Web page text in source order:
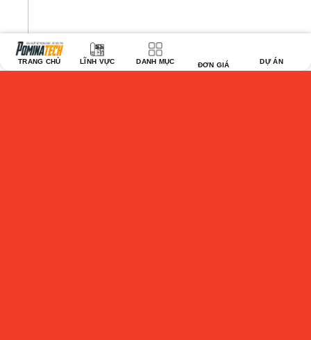
TRANG CHỦ LĨNH VỰC DANH MỤC ĐƠN GIÁ DỰ ÁN